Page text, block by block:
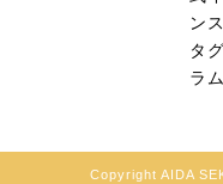
Copyright AIDA